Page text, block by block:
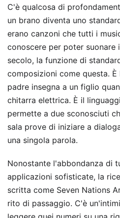
C'è qualcosa di
un brano diventa uno
erano canzoni che tutti i
conoscere per poter suonare
secolo, la funzione di
composizioni come questa.
padre insegna a un figlio
chitarra elettrica. È il
permette a due sconosciuti
sala prove di iniziare a
una singola parola.
Nonostante l'abbondanza di
applicazioni sofisticate, la
scritta come Seven Nations
rito di passaggio. C'è